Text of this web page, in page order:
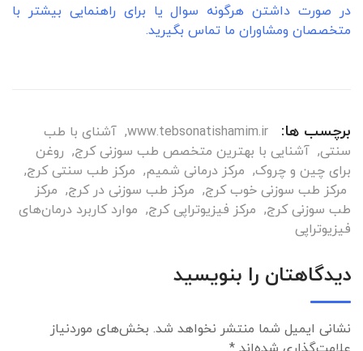
در صورت داشتن هرگونه سوال یا برای راهنمایی بیشتر با
متخصصان ومشاوران ما تماس بگیرید.
برچسب ها: www.tebsonatishamim.ir
, آشنای با طب
سنتی, آشنایی با بهترین متخصص طب سوزنی کرج, روغن
برای چین و چروک, مرکز درمانی شمیم, مرکز طب سنتی کرج,
مرکز طب سوزنی خوب کرج, مرکز طب سوزنی در کرج, مرکز
طب سوزنی کرج, مرکز فیزیوتراپی کرج, موارد کاربرد درمان‌های
فیزیوتراپی
دیدگاهتان را بنویسید
نشانی ایمیل شما منتشر نخواهد شد. بخش‌های موردنیاز